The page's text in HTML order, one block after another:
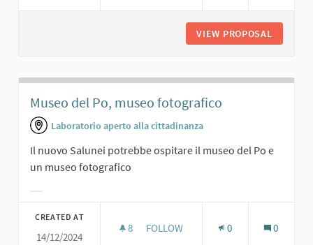
VIEW PROPOSAL
Museo del Po, museo fotografico
Laboratorio aperto alla cittadinanza
Il nuovo Salunei potrebbe ospitare il museo del Po e
un museo fotografico
CREATED AT
14/12/2024
8 8 FOLLOWERS
FOLLOW 0 0